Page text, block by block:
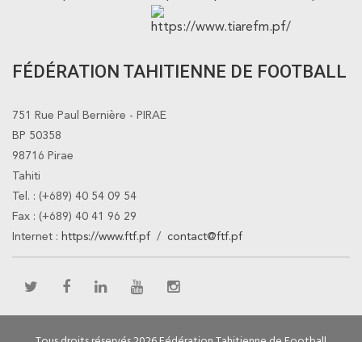
FÉDÉRATION TAHITIENNE DE FOOTBALL
751 Rue Paul Bernière - PIRAE
BP 50358
98716 Pirae
Tahiti
Tel. : (+689) 40 54 09 54
Fax : (+689) 40 41 96 29
Internet : https://www.ftf.pf / contact@ftf.pf